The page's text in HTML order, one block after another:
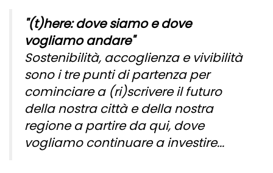
"(t)here: dove siamo e dove
vogliamo andare"
Sostenibilità, accoglienza e vivibilità
sono i tre punti di partenza per
cominciare a (ri)scrivere il futuro
della nostra città e della nostra
regione a partire da qui, dove
vogliamo continuare a investire...